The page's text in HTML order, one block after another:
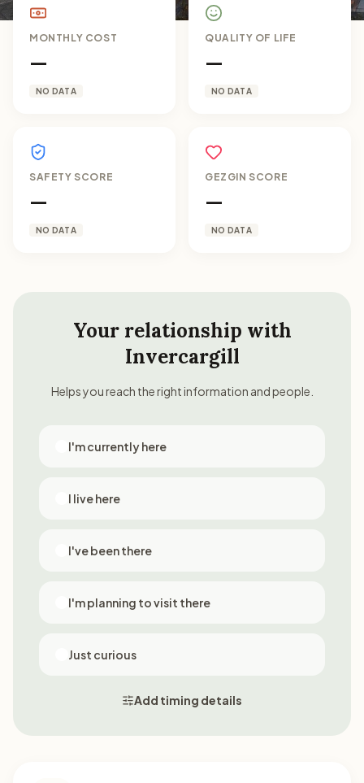
MONTHLY COST
—
NO DATA
QUALITY OF LIFE
—
NO DATA
SAFETY SCORE
—
NO DATA
GEZGIN SCORE
—
NO DATA
Your relationship with
Invercargill
Helps you reach the right information and people.
I'm currently here
I live here
I've been there
I'm planning to visit there
Just curious
Add timing details